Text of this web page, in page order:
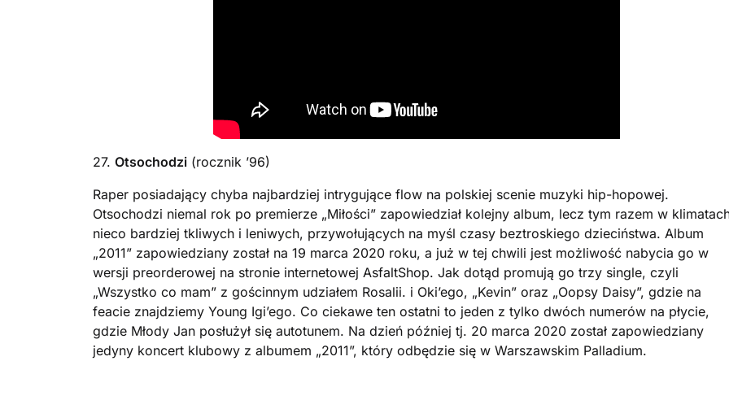
27. Otsochodzi (rocznik ’96)
Raper posiadający chyba najbardziej intrygujące flow na polskiej scenie muzyki hip-hopowej.
Otsochodzi niemal rok po premierze „Miłości” zapowiedział kolejny album, lecz tym razem w
nieco bardziej tkliwych i leniwych, przywołujących na myśl czasy beztroskiego dzieciństwa. Album
„2011” zapowiedziany został na 19 marca 2020 roku, a już w tej chwili jest możliwość nabycia go w
wersji preorderowej na stronie internetowej AsfaltShop. Jak dotąd promują go trzy single, czyli
„Wszystko co mam” z gościnnym udziałem Rosalii. i Oki’ego, „Kevin” oraz „Oopsy Daisy”, gdzie na
feacie znajdziemy Young Igi’ego. Co ciekawe ten ostatni to jeden z tylko dwóch numerów na płycie,
gdzie Młody Jan posłużył się autotunem. Na dzień później tj. 20 marca 2020 został zapowiedziany
jedyny koncert klubowy z albumem „2011”, który odbędzie się w Warszawskim Palladium.